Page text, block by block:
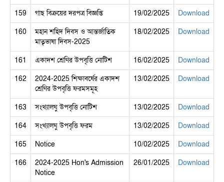
159 গাছ বিক্রয়ের দরপত্র বিজ্ঞপ্তি 19/02/2025
Download
160
মহান শহিদ দিবস ও আন্তর্জাতিক
মাতৃভাষা দিবস-2025
18/02/2025 Download
161 একাদশ শ্রেণির উপবৃত্তি নোটিশ 16/02/2025
Download
162
2024-2025 শিক্ষাবর্ষের একাদশ
শ্রেণির উপবৃত্তি ফরমসমূহ
13/02/2025 Download
163 সংখ্যালঘু উপবৃত্তি নোটিশ 13/02/2025
Download
164
সংখ্যালঘু উপবৃত্তি ফরম 13/02/2025
Download
165
Notice 10/02/2025
Download
166
2024-2025 Hon's Admission
Notice
26/01/2025 Download